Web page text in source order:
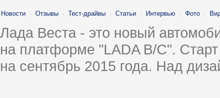
Новости · Отзывы · Тест-драйвы · Статьи · Интервью · Фото ·
Лада Веста - это новый
на платформе "LADA B/C".
на сентябрь 2015 года. Над